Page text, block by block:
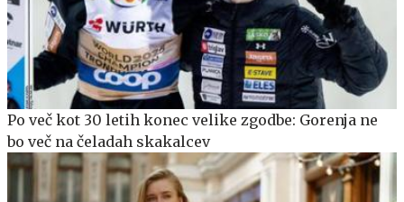
Po več kot 30 letih konec velike zgodbe: Gorenja ne
bo več na čeladah skakalcev